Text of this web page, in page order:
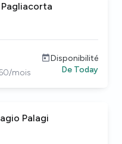
mois
Disponibilité
De Today
Palagi